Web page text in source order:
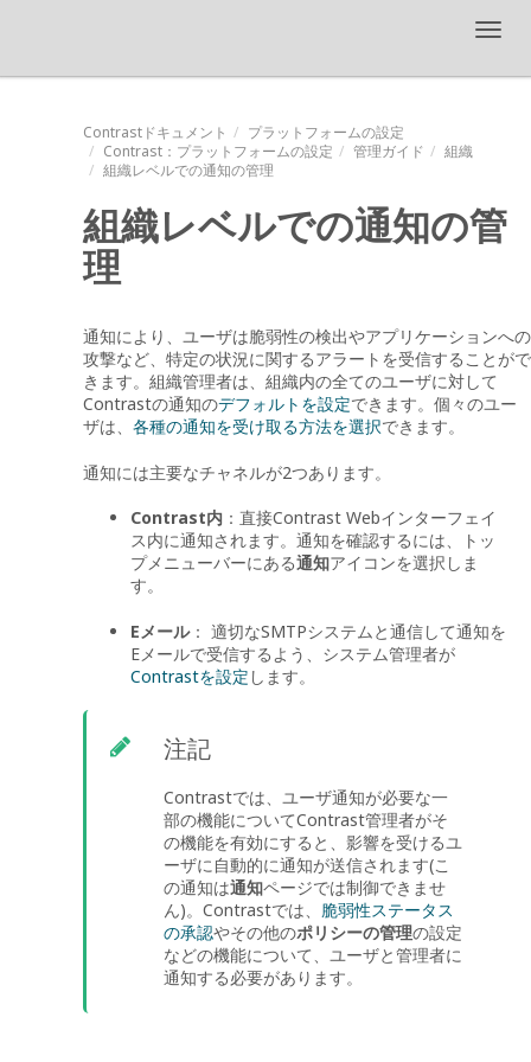
Contrastドキュメント
プラットフォームの設定
Contrast ：プラットフォームの設定 管理ガイド
組織
組織レベルでの通知の管理
組織レベルでの通知の管
理
通知により、ユーザは脆弱性の検出やアプリケーションへの
攻撃など、特定の状況に関するアラートを受信することがで
きます。組織管理者は、組織内の全てのユーザに対して
Contrastの通知のデフォルトを設定できます。個々のユー
ザは、 各種の通知を受け取る方法を選択できます。
通知には主要なチャネルが2つあります。
Contrast内 ：直接Contrast Webインターフェイ
ス内に通知されます。通知を確認するには、トッ
プメニューバーにある通知アイコンを選択しま
す。
Eメール： 適切なSMTPシステムと通信して通知を
Eメールで受信するよう、システム管理者が
Contrastを設定 します。
注記
Contrastでは、ユーザ通知が必要な一
部の機能についてContrast管理者がそ
の機能を有効にすると、影響を受けるユ
ーザに自動的に通知が送信されます(こ
の通知は通知ページでは制御できませ
ん)。Contrastでは、 脆弱性ステータス
の承認やその他のポリシーの管理の設定
などの機能について、ユーザと管理者に
通知する必要があります。